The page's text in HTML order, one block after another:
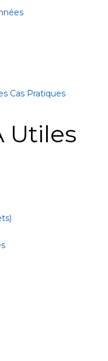
Cas Pratiques
Utiles